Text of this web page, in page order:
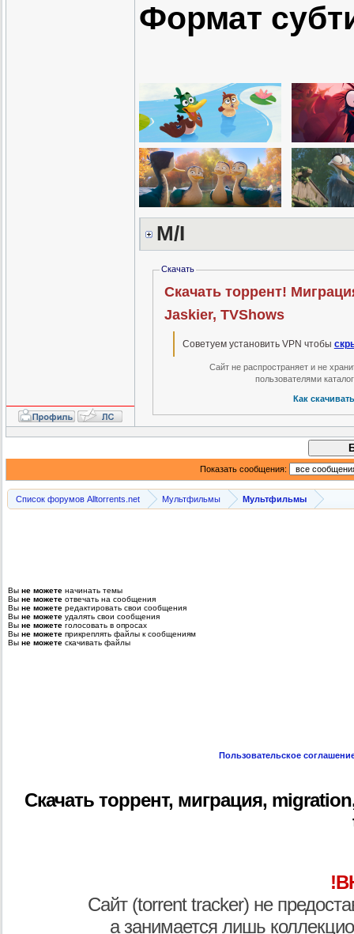
Формат
M/I
Скачать
Скачать торрент!
Jaskier, TVShows
Советуем установить VPN чтобы
Сайт не распространяет и не
пользователями
Как
Показать сообщения:
Список форумов Alltorrents.net Мультфильмы Мультфильмы
Вы не можете начинать темы
Вы не можете отвечать на сообщения
Вы не можете редактировать свои сообщения
Вы не можете удалять свои сообщения
Вы не можете голосовать в опросах
Вы не можете прикреплять файлы к сообщениям
Вы не можете скачивать файлы
Пользовательское
Скачать торрент, миграция,
Сайт (torrent tracker) не
а занимается лишь